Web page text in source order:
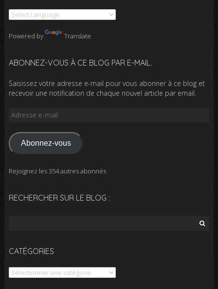
Powered by Translate
ABONNEZ-VOUS À CE BLOG PAR E-MAIL.
Saisissez votre adresse e-mail pour vous abonner à ce blog et
recevoir une notification de chaque nouvel article par email.
Adresse
mail
Abonnez-vous
Rejoignez les 354 autres abonnés
RECHERCHER SUR LE BLOG :
CATÉGORIES
Catégories